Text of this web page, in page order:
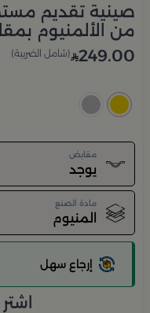
من الألمنيوم
249.00 (شامل الضريبة)
مقابض
يوجد
مادة الصنع
المنيوم
إرجاع سهل